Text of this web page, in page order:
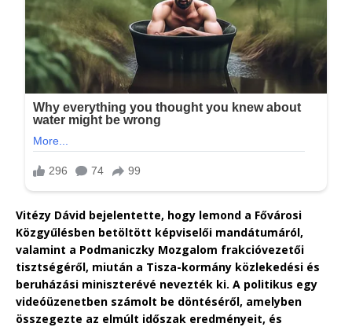
Vitézy Dávid bejelentette, hogy lemond a Fővárosi
Közgyűlésben betöltött képviselői mandátumáról,
valamint a Podmaniczky Mozgalom frakcióvezetői
tisztségéről, miután a Tisza-kormány közlekedési és
beruházási miniszterévé nevezték ki. A politikus egy
videóüzenetben számolt be döntéséről, amelyben
összegezte az elmúlt időszak eredményeit, és